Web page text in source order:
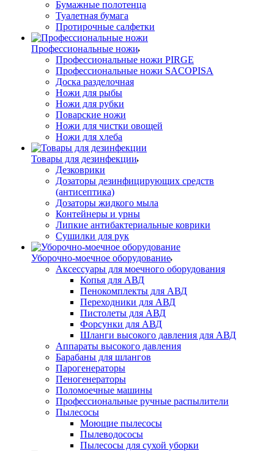
Бумажные полотенца
Туалетная бумага
Протирочные салфетки
Профессиональные ножи
Профессиональные ножи PIRGE
Профессиональные ножи SACOPISA
Доска разделочная
Ножи для рыбы
Ножи для рубки
Поварские ножи
Ножи для чистки овощей
Ножи для хлеба
Товары для дезинфекции
Дезковрики
Дозаторы дезинфицирующих средств
(антисептика)
Дозаторы жидкого мыла
Контейнеры и урны
Липкие антибактериальные коврики
Сушилки для рук
Уборочно-моечное оборудование
Аксессуары для моечного оборудования
Копья для АВД
Пенокомплекты для АВД
Переходники для АВД
Пистолеты для АВД
Форсунки для АВД
Шланги высокого давления для АВД
Аппараты высокого давления
Барабаны для шлангов
Парогенераторы
Пеногенераторы
Поломоечные машины
Профессиональные ручные распылители
Пылесосы
Моющие пылесосы
Пылеводососы
Пылесосы для сухой уборки